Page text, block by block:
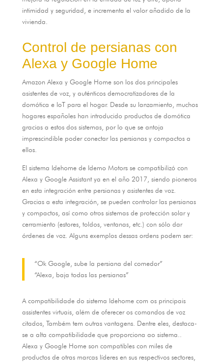
intimidad y seguridad e incrementa el valor añadido de la
vivienda
Control de persianas con
Alexa y Google Home
Amazon Alexa y Google Home son los dos principales
asistentes de voz, y auténticos democratizadores de la
domótica e IoT para el hogar. Desde su lanzamiento
muchos
hogares españoles han introducido productos de domótica
gracias a estos dos sistemas, por lo que se antoja
imprescindible poder conectar las persianas y compactos a
ellos.
El sistema Idehome de Idemo Motors se compatibilizó con
Alexa y Google Assistant ya en el año 2017, siendo pioneros
en esta integración entre persianas y asistentes de voz.
Gracias a esta integración, se pueden controlar las persianas
y compactos, así como otros sistemas de protección solar y
cerramiento (estores, toldos, ventanas, etc.) con sólo dar
órdenes de voz. Alguns exemplos dessas ordens podem ser:
“Ok Google, sube la persiana del comedor”
“Alexa
baja todas las persianas”
A compatibilidade do sistema Idehome com os principais
assistentes virtuais, além de oferecer os comandos de voz
citados, Também tem outras vantagens. Dentre eles, destaca-
se a alta compatibilidade que proporciona ao sistema..
Alexa y Google Home son compatibles con miles de
productos de otras marcas líderes en sus respectivos sectores,